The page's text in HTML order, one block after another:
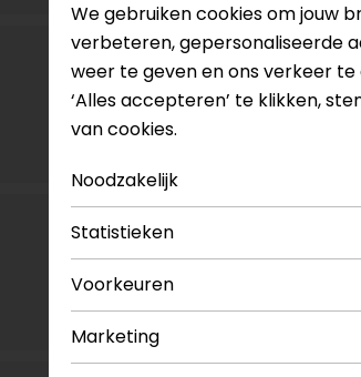
We gebruiken cookies om jouw
verbeteren, gepersonaliseerde
weer te geven en ons verkeer
‘Alles accepteren’ te klikken,
van cookies.
Noodzakelijk
Statistieken
Voorkeuren
Marketing